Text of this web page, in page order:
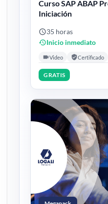
Curso SAP ABAP
Iniciación
35 horas
Inicio inmediato
Video Certificado
GRATIS